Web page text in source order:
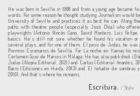
He was born in Seville in 1988 and from a young age became
words. For some reason he thought studying Journalism would
University of Seville and practices it as best he can. Along
paths with theatre people (especially José Chía) who
playwrights (Antonio Rincón Cano, David Montero, Luis
basics. He’s still not sure whether he found his vocation
several plays, and for one of them, El peso de Judas, he was
Premios Escenarios de Sevilla. For La noche en llamas he
Certamen Suso de Marcos in Málaga. He has also published
Judas (Atopía Editorial, 2021) and Cartas (Editorial Anantes,
Barro (Ediciones en Huida, 2013) and El leñador de sombras
2010). And that’s where he remains.
Escritura. / Style.